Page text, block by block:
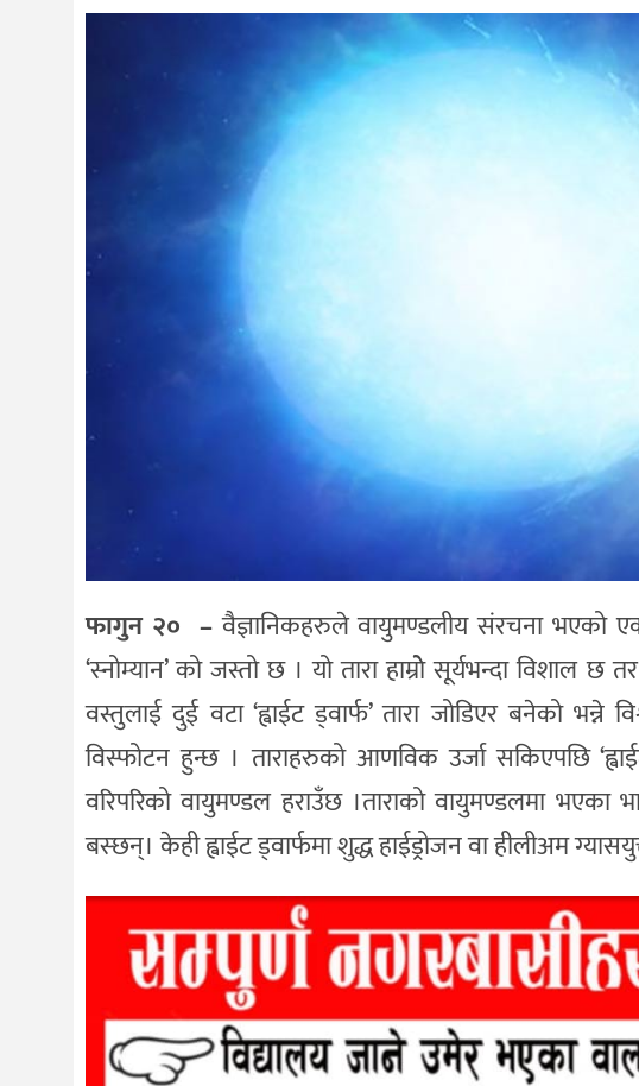
फागुन २० –वैज्ञानिकहरुले वायुमण्डलीय संरचना भएको
‘स्नोम्यान’ को जस्तो छ । यो तारा हाम्रोे सूर्यभन्दा विशाल
वस्तुलाई दुई वटा ‘ह्वाईट ड्वार्फ’ तारा जोडिएर बनेको भन्ने
विस्फोटन हुन्छ । ताराहरुको आणविक उर्जा सकिएपछि
वरिपरिको वायुमण्डल हराउँछ ।ताराको वायुमण्डलमा
बस्छन्। केही ह्वाईट ड्वार्फमा शुद्ध हाईड्रोजन वा हीलीअम